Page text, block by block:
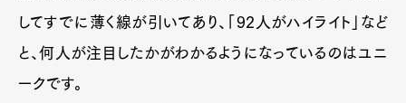
してすでに薄く線が引いてあり、「92人がハイライト」など
と、何人が注目したかがわかるようになっているのはユニ
ークです。